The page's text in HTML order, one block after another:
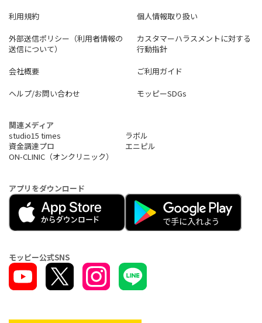
利用規約
個人情報取り扱い
外部送信ポリシー（利用者情報の
送信について）
カスタマーハラスメントに対する
行動指針
会社概要
ご利用ガイド
ヘルプ/お問い合わせ
モッピーSDGs
関連メディア
studio15 times
ラボル
資金調達プロ
エニピル
ON-CLINIC（オンクリニック）
アプリをダウンロード
モッピー公式SNS